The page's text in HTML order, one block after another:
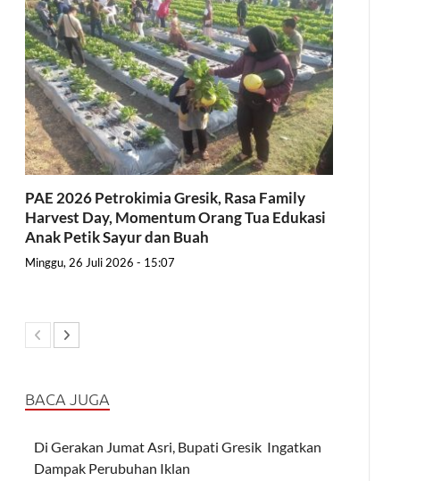
PAE 2026 Petrokimia Gresik, Rasa Family
Harvest Day, Momentum Orang Tua Edukasi
Anak Petik Sayur dan Buah
Minggu, 26 Juli 2026 - 15:07
BACA JUGA
Di Gerakan Jumat Asri, Bupati Gresik Ingatkan
Dampak Perubuhan Iklan